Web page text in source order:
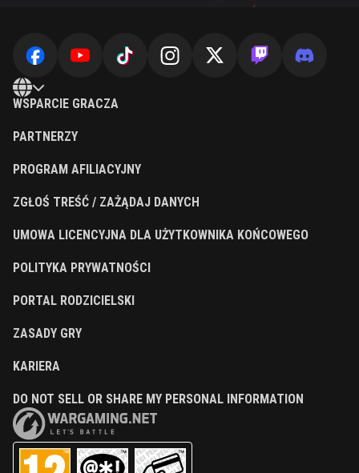
WSPARCIE GRACZA
PARTNERZY
PROGRAM AFILIACYJNY
ZGŁOŚ TREŚĆ / ZAŻĄDAJ DANYCH
UMOWA LICENCYJNA DLA UŻYTKOWNIKA KOŃCOWEGO
POLITYKA PRYWATNOŚCI
PORTAL RODZICIELSKI
ZASADY GRY
KARIERA
DO NOT SELL OR SHARE MY PERSONAL INFORMATION